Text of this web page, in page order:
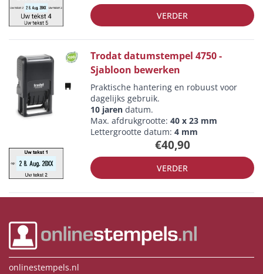
VERDER
Trodat datumstempel 4750 -
Sjabloon bewerken
Praktische hantering en robuust voor
dagelijks gebruik.
10 jaren datum.
Max. afdrukgrootte:40 x 23 mm
Lettergrootte datum:4 mm
€40,90
VERDER
onlinestempels.nl